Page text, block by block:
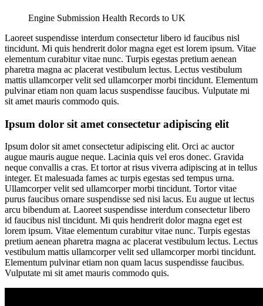
Engine Submission Health Records to UK
Laoreet suspendisse interdum consectetur libero id faucibus nisl
tincidunt. Mi quis hendrerit dolor magna eget est lorem ipsum. Vitae
elementum curabitur vitae nunc. Turpis egestas pretium aenean
pharetra magna ac placerat vestibulum lectus. Lectus vestibulum
mattis ullamcorper velit sed ullamcorper morbi tincidunt. Elementum
pulvinar etiam non quam lacus suspendisse faucibus. Vulputate mi
sit amet mauris commodo quis.
Ipsum dolor sit amet consectetur adipiscing elit
Ipsum dolor sit amet consectetur adipiscing elit. Orci ac auctor
augue mauris augue neque. Lacinia quis vel eros donec. Gravida
neque convallis a cras. Et tortor at risus viverra adipiscing at in tellus
integer. Et malesuada fames ac turpis egestas sed tempus urna.
Ullamcorper velit sed ullamcorper morbi tincidunt. Tortor vitae
purus faucibus ornare suspendisse sed nisi lacus. Eu augue ut lectus
arcu bibendum at. Laoreet suspendisse interdum consectetur libero
id faucibus nisl tincidunt. Mi quis hendrerit dolor magna eget est
lorem ipsum. Vitae elementum curabitur vitae nunc. Turpis egestas
pretium aenean pharetra magna ac placerat vestibulum lectus. Lectus
vestibulum mattis ullamcorper velit sed ullamcorper morbi tincidunt.
Elementum pulvinar etiam non quam lacus suspendisse faucibus.
Vulputate mi sit amet mauris commodo quis.